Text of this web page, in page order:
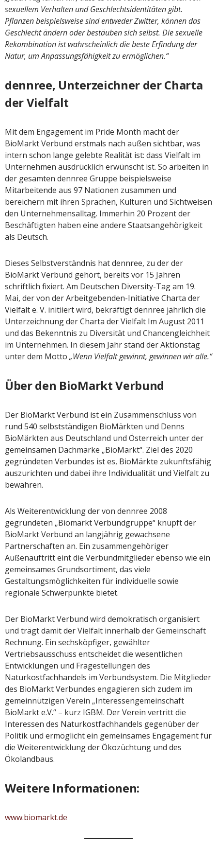
sexuellem Verhalten und Geschlechtsidentitäten gibt.
Pflanzen beispielsweise sind entweder Zwitter, können das
Geschlecht ändern oder bestäuben sich selbst. Die sexuelle
Rekombination ist wahrscheinlich die beste Erfindung der
Natur, um Anpassungsfähigkeit zu ermöglichen.“
dennree, Unterzeichner der Charta
der Vielfalt
Mit dem Engagement im Pride Month macht der
BioMarkt Verbund erstmals nach außen sichtbar, was
intern schon lange gelebte Realität ist: dass Vielfalt im
Unternehmen ausdrücklich erwünscht ist. So arbeiten in
der gesamten dennree Gruppe beispielsweise
Mitarbeitende aus 97 Nationen zusammen und
bereichern mit ihren Sprachen, Kulturen und Sichtweisen
den Unternehmensalltag. Immerhin 20 Prozent der
Beschäftigten haben eine andere Staatsangehörigkeit
als Deutsch.
Dieses Selbstverständnis hat dennree, zu der der
BioMarkt Verbund gehört, bereits vor 15 Jahren
schriftlich fixiert. Am Deutschen Diversity-Tag am 19.
Mai, der von der Arbeitgebenden-Initiative Charta der
Vielfalt e. V. initiiert wird, bekräftigt dennree jährlich die
Unterzeichnung der Charta der Vielfalt Im August 2011
und das Bekenntnis zu Diversität und Chancengleichheit
im Unternehmen. In diesem Jahr stand der Aktionstag
unter dem Motto „Wenn Vielfalt gewinnt, gewinnen wir alle.“
Über den BioMarkt Verbund
Der BioMarkt Verbund ist ein Zusammenschluss von
rund 540 selbstständigen BioMärkten und Denns
BioMärkten aus Deutschland und Österreich unter der
gemeinsamen Dachmarke „BioMarkt“. Ziel des 2020
gegründeten Verbundes ist es, BioMärkte zukunftsfähig
auszurichten und dabei ihre Individualität und Vielfalt zu
bewahren.
Als Weiterentwicklung der von dennree 2008
gegründeten „Biomarkt Verbundgruppe“ knüpft der
BioMarkt Verbund an langjährig gewachsene
Partnerschaften an. Ein zusammengehöriger
Außenauftritt eint die Verbundmitglieder ebenso wie ein
gemeinsames Grundsortiment, das viele
Gestaltungsmöglichkeiten für individuelle sowie
regionale Schwerpunkte bietet.
Der BioMarkt Verbund wird demokratisch organisiert
und trägt damit der Vielfalt innerhalb der Gemeinschaft
Rechnung. Ein sechsköpfiger, gewählter
Vertriebsausschuss entscheidet die wesentlichen
Entwicklungen und Fragestellungen des
Naturkostfachhandels im Verbundsystem. Die Mitglieder
des BioMarkt Verbundes engagieren sich zudem im
gemeinnützigen Verein „Interessengemeinschaft
BioMarkt e.V.“ – kurz IGBM. Der Verein vertritt die
Interessen des Naturkostfachhandels gegenüber der
Politik und ermöglicht ein gemeinsames Engagement für
die Weiterentwicklung der Ökozüchtung und des
Ökolandbaus.
Weitere Informationen:
www.biomarkt.de